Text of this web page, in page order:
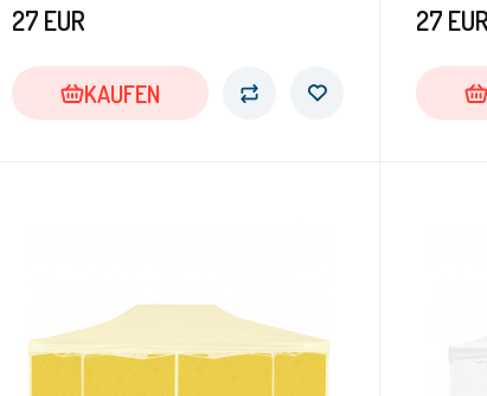
27 EUR
KAUFEN
27